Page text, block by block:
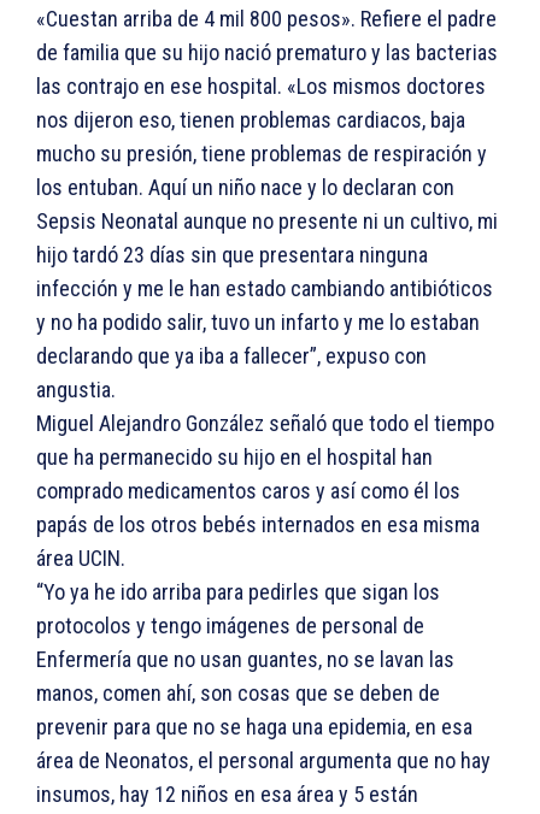
«Cuestan arriba de 4 mil 800 pesos». Refiere el padre
de familia que su hijo nació prematuro y las bacterias
las contrajo en ese hospital. «Los mismos doctores
nos dijeron eso, tienen problemas cardiacos, baja
mucho su presión, tiene problemas de respiración y
los entuban. Aquí un niño nace y lo declaran con
Sepsis Neonatal aunque no presente ni un cultivo, mi
hijo tardó 23 días sin que presentara ninguna
infección y me le han estado cambiando antibióticos
y no ha podido salir, tuvo un infarto y me lo estaban
declarando que ya iba a fallecer”, expuso con
angustia.
Miguel Alejandro González señaló que todo el tiempo
que ha permanecido su hijo en el hospital han
comprado medicamentos caros y así como él los
papás de los otros bebés internados en esa misma
área UCIN.
“Yo ya he ido arriba para pedirles que sigan los
protocolos y tengo imágenes de personal de
Enfermería que no usan guantes, no se lavan las
manos, comen ahí, son cosas que se deben de
prevenir para que no se haga una epidemia, en esa
área de Neonatos, el personal argumenta que no hay
insumos, hay 12 niños en esa área y 5 están